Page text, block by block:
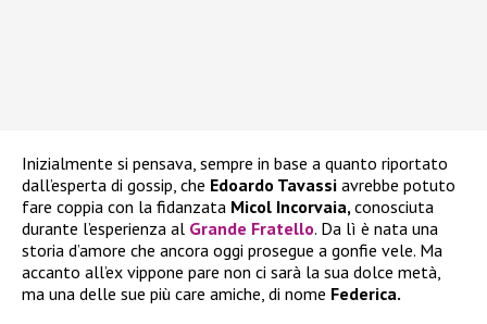
Inizialmente si pensava, sempre in base a quanto riportato
dall’esperta di gossip, che Edoardo Tavassi avrebbe potuto
fare coppia con la fidanzata Micol Incorvaia, conosciuta
durante l’esperienza al Grande Fratello. Da lì è nata una
storia d’amore che ancora oggi prosegue a gonfie vele. Ma
accanto all’ex vippone pare non ci sarà la sua dolce metà,
ma una delle sue più care amiche, di nome Federica.